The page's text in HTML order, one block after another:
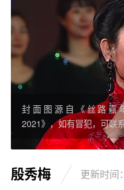
封面图源自《丝路嘉
2021》，如有冒犯，可联
殷秀梅 更新时间